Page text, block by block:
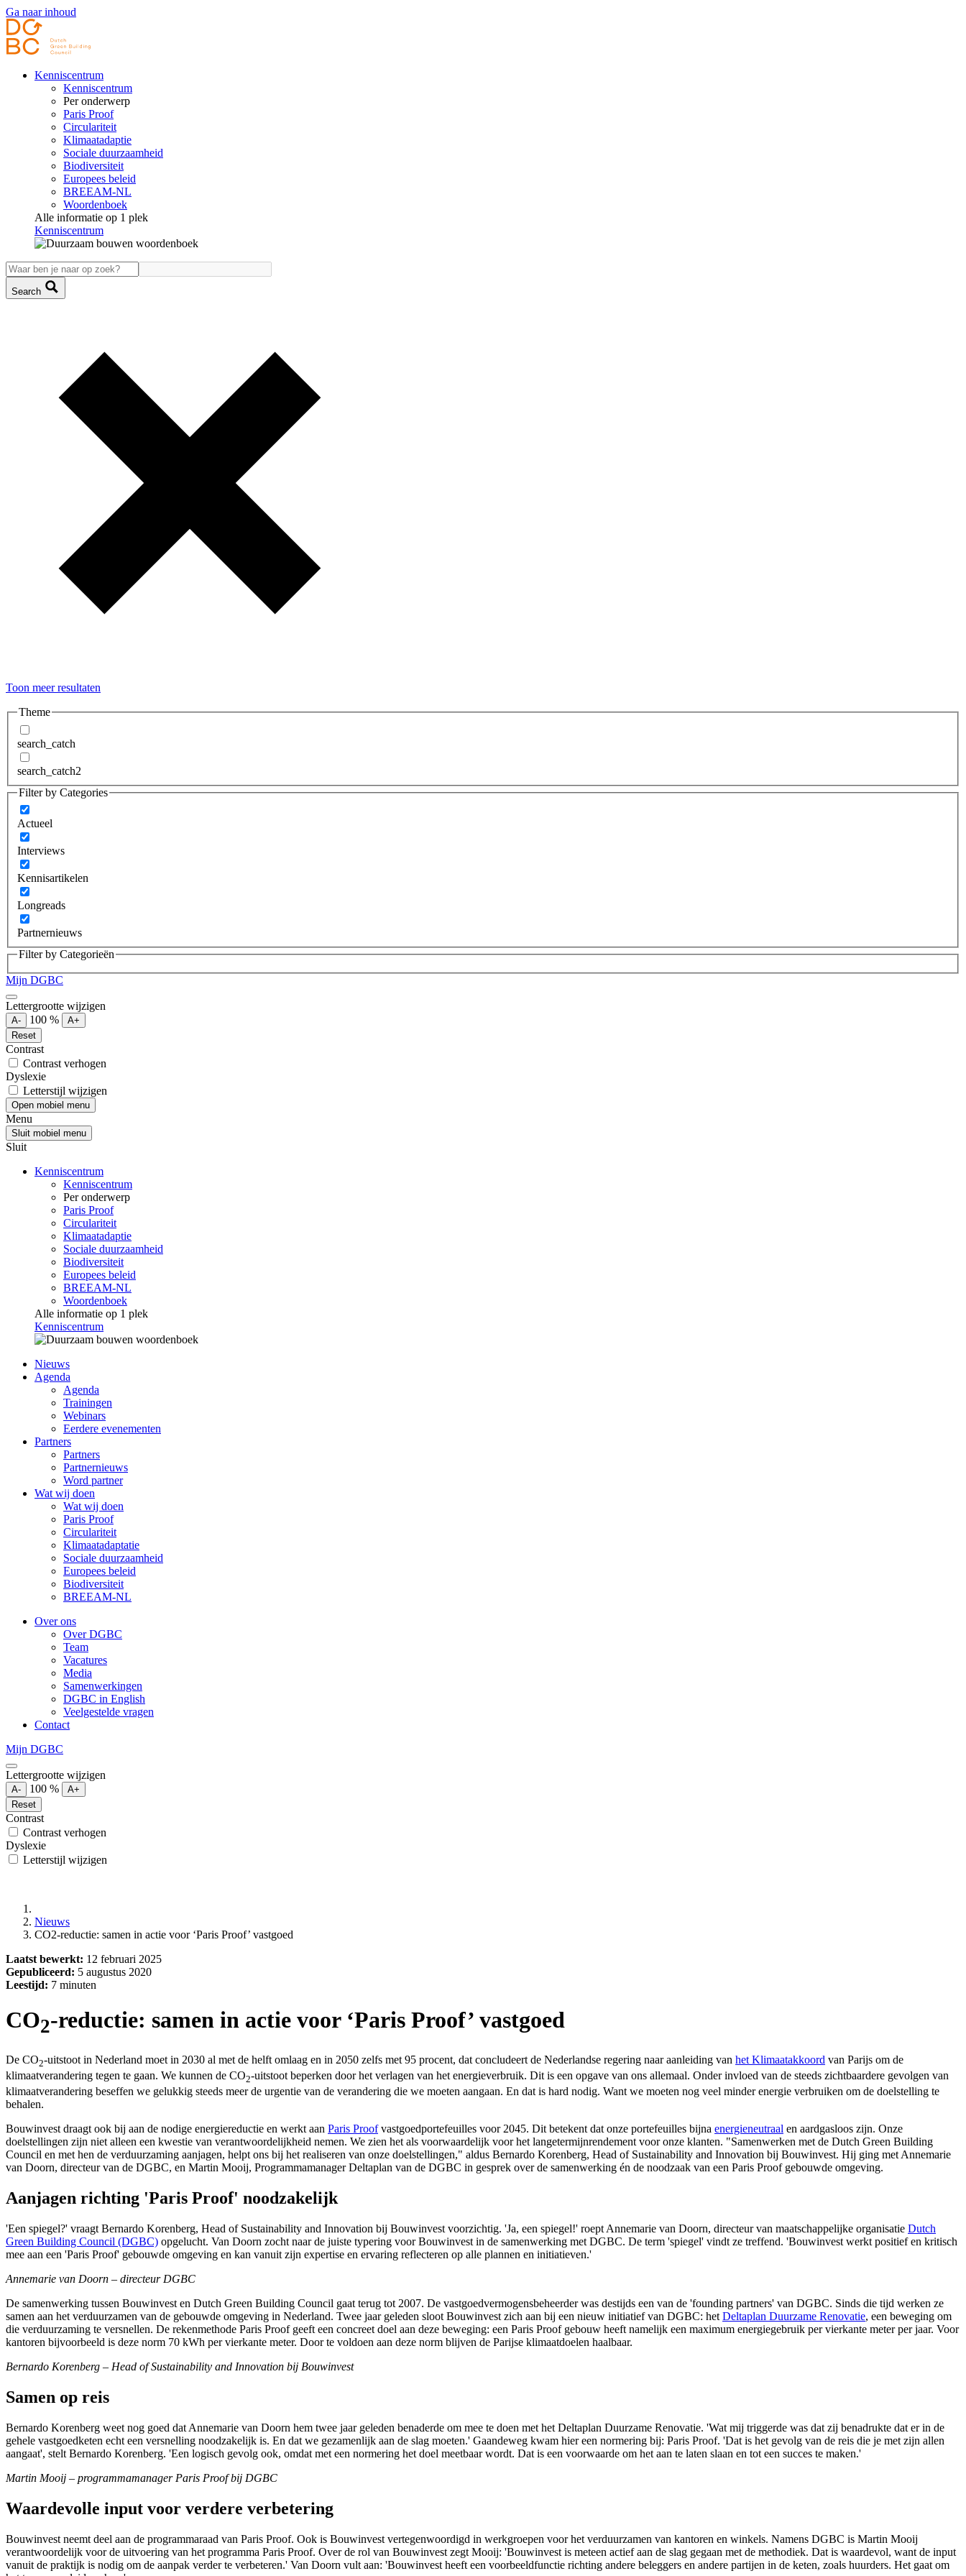
Ga naar inhoud
Kenniscentrum
Kenniscentrum
Per onderwerp
Paris Proof
Circulariteit
Klimaatadaptie
Sociale duurzaamheid
Biodiversiteit
Europees beleid
BREEAM-NL
Woordenboek
Alle informatie op 1 plek
Kenniscentrum
Search
Toon meer resultaten
Theme
search_catch
search_catch2
Filter by Categories
Actueel
Interviews
Kennisartikelen
Longreads
Partnernieuws
Filter by Categorieën
Mijn DGBC
Lettergrootte wijzigen
A- 100 %
A+
Reset
Contrast
Contrast verhogen
Dyslexie
Letterstijl wijzigen
Open mobiel menu
Menu
Sluit mobiel menu
Sluit
Kenniscentrum
Kenniscentrum
Per onderwerp
Paris Proof
Circulariteit
Klimaatadaptie
Sociale duurzaamheid
Biodiversiteit
Europees beleid
BREEAM-NL
Woordenboek
Alle informatie op 1 plek
Kenniscentrum
Nieuws
Agenda
Agenda
Trainingen
Webinars
Eerdere evenementen
Partners
Partners
Partnernieuws
Word partner
Wat wij doen
Wat wij doen
Paris Proof
Circulariteit
Klimaatadaptatie
Sociale duurzaamheid
Europees beleid
Biodiversiteit
BREEAM-NL
Over ons
Over DGBC
Team
Vacatures
Media
Samenwerkingen
DGBC in English
Veelgestelde vragen
Contact
Mijn DGBC
Lettergrootte wijzigen
A- 100 %
A+
Reset
Contrast
Contrast verhogen
Dyslexie
Letterstijl wijzigen
Nieuws
CO2-reductie: samen in actie voor ‘Paris Proof’ vastgoed
Laatst bewerkt: 12 februari 2025
Gepubliceerd: 5 augustus 2020
Leestijd: 7 minuten
CO2-reductie: samen in actie voor ‘Paris Proof’ vastgoed
De CO2-uitstoot in Nederland moet in 2030 al met de helft omlaag en in 2050 zelfs met 95 procent, dat concludeert de Nederlandse regering naar aanleiding van het Klimaatakkoord van Parijs om de
klimaatverandering tegen te gaan. We kunnen de CO2-uitstoot beperken door het verlagen van het energieverbruik. Dit is een opgave van ons allemaal. Onder invloed van de steeds zichtbaardere gevolgen van
klimaatverandering beseffen we gelukkig steeds meer de urgentie van de verandering die we moeten aangaan. En dat is hard nodig. Want we moeten nog veel minder energie verbruiken om de doelstelling te
behalen.
Bouwinvest draagt ook bij aan de nodige energiereductie en werkt aan Paris Proofvastgoedportefeuilles voor 2045. Dit betekent dat onze portefeuilles bijna energieneutraal en aardgasloos zijn. Onze
doelstellingen zijn niet alleen een kwestie van verantwoordelijkheid nemen. We zien het als voorwaardelijk voor het langetermijnrendement voor onze klanten. "Samenwerken met de Dutch Green Building
Council en met hen de verduurzaming aanjagen, helpt ons bij het realiseren van onze doelstellingen," aldus Bernardo Korenberg, Head of Sustainability and Innovation bij Bouwinvest. Hij ging met Annemarie
van Doorn, directeur van de DGBC, en Martin Mooij, Programmamanager Deltaplan van de DGBC in gesprek over de samenwerking én de noodzaak van een Paris Proof gebouwde omgeving.
Aanjagen richting 'Paris Proof' noodzakelijk
'Een spiegel?' vraagt Bernardo Korenberg, Head of Sustainability and Innovation bij Bouwinvest voorzichtig. 'Ja, een spiegel!' roept Annemarie van Doorn, directeur van maatschappelijke organisatie Dutch
Green Building Council (DGBC) opgelucht. Van Doorn zocht naar de juiste typering voor Bouwinvest in de samenwerking met DGBC. De term 'spiegel' vindt ze treffend. 'Bouwinvest werkt positief en kritisch
mee aan een 'Paris Proof' gebouwde omgeving en kan vanuit zijn expertise en ervaring reflecteren op alle plannen en initiatieven.'
Annemarie van Doorn – directeur DGBC
De samenwerking tussen Bouwinvest en Dutch Green Building Council gaat terug tot 2007. De vastgoedvermogensbeheerder was destijds een van de 'founding partners' van DGBC. Sinds die tijd werken ze
samen aan het verduurzamen van de gebouwde omgeving in Nederland. Twee jaar geleden sloot Bouwinvest zich aan bij een nieuw initiatief van DGBC: het Deltaplan Duurzame Renovatie, een beweging om
die verduurzaming te versnellen. De rekenmethode Paris Proof geeft een concreet doel aan deze beweging: een Paris Proof gebouw heeft namelijk een maximum energiegebruik per vierkante meter per jaar. Voor
kantoren bijvoorbeeld is deze norm 70 kWh per vierkante meter. Door te voldoen aan deze norm blijven de Parijse klimaatdoelen haalbaar.
Bernardo Korenberg – Head of Sustainability and Innovation bij Bouwinvest
Samen op reis
Bernardo Korenberg weet nog goed dat Annemarie van Doorn hem twee jaar geleden benaderde om mee te doen met het Deltaplan Duurzame Renovatie. 'Wat mij triggerde was dat zij benadrukte dat er in de
gehele vastgoedketen echt een versnelling noodzakelijk is. En dat we gezamenlijk aan de slag moeten.' Gaandeweg kwam hier een normering bij: Paris Proof. 'Dat is het gevolg van de reis die je met zijn allen
aangaat', stelt Bernardo Korenberg. 'Een logisch gevolg ook, omdat met een normering het doel meetbaar wordt. Dat is een voorwaarde om het aan te laten slaan en tot een succes te maken.'
Martin Mooij – programmamanager Paris Proof bij DGBC
Waardevolle input voor verdere verbetering
Bouwinvest neemt deel aan de programmaraad van Paris Proof. Ook is Bouwinvest vertegenwoordigd in werkgroepen voor het verduurzamen van kantoren en winkels. Namens DGBC is Martin Mooij
verantwoordelijk voor de uitvoering van het programma Paris Proof. Over de rol van Bouwinvest zegt Mooij: 'Bouwinvest is meteen actief aan de slag gegaan met de methodiek. Dat is waardevol, want de input
vanuit de praktijk is nodig om de aanpak verder te verbeteren.' Van Doorn vult aan: 'Bouwinvest heeft een voorbeeldfunctie richting andere beleggers en andere partijen in de keten, zoals huurders. Het gaat om